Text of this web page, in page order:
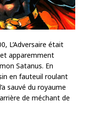
L’Adversaire était
apparemment
Satanus. En
en fauteuil roulant
sauvé du royaume
de méchant de